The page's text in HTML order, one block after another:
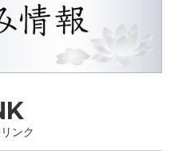
ンク